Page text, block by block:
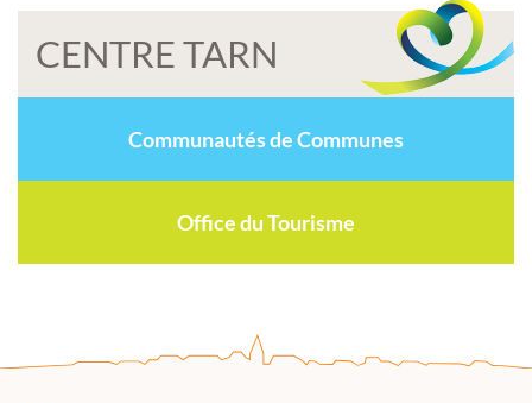
CENTRE TARN
Communautés de Communes
Office du Tourisme